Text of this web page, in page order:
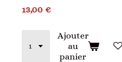
13,00 €
Ajouter
au
panier